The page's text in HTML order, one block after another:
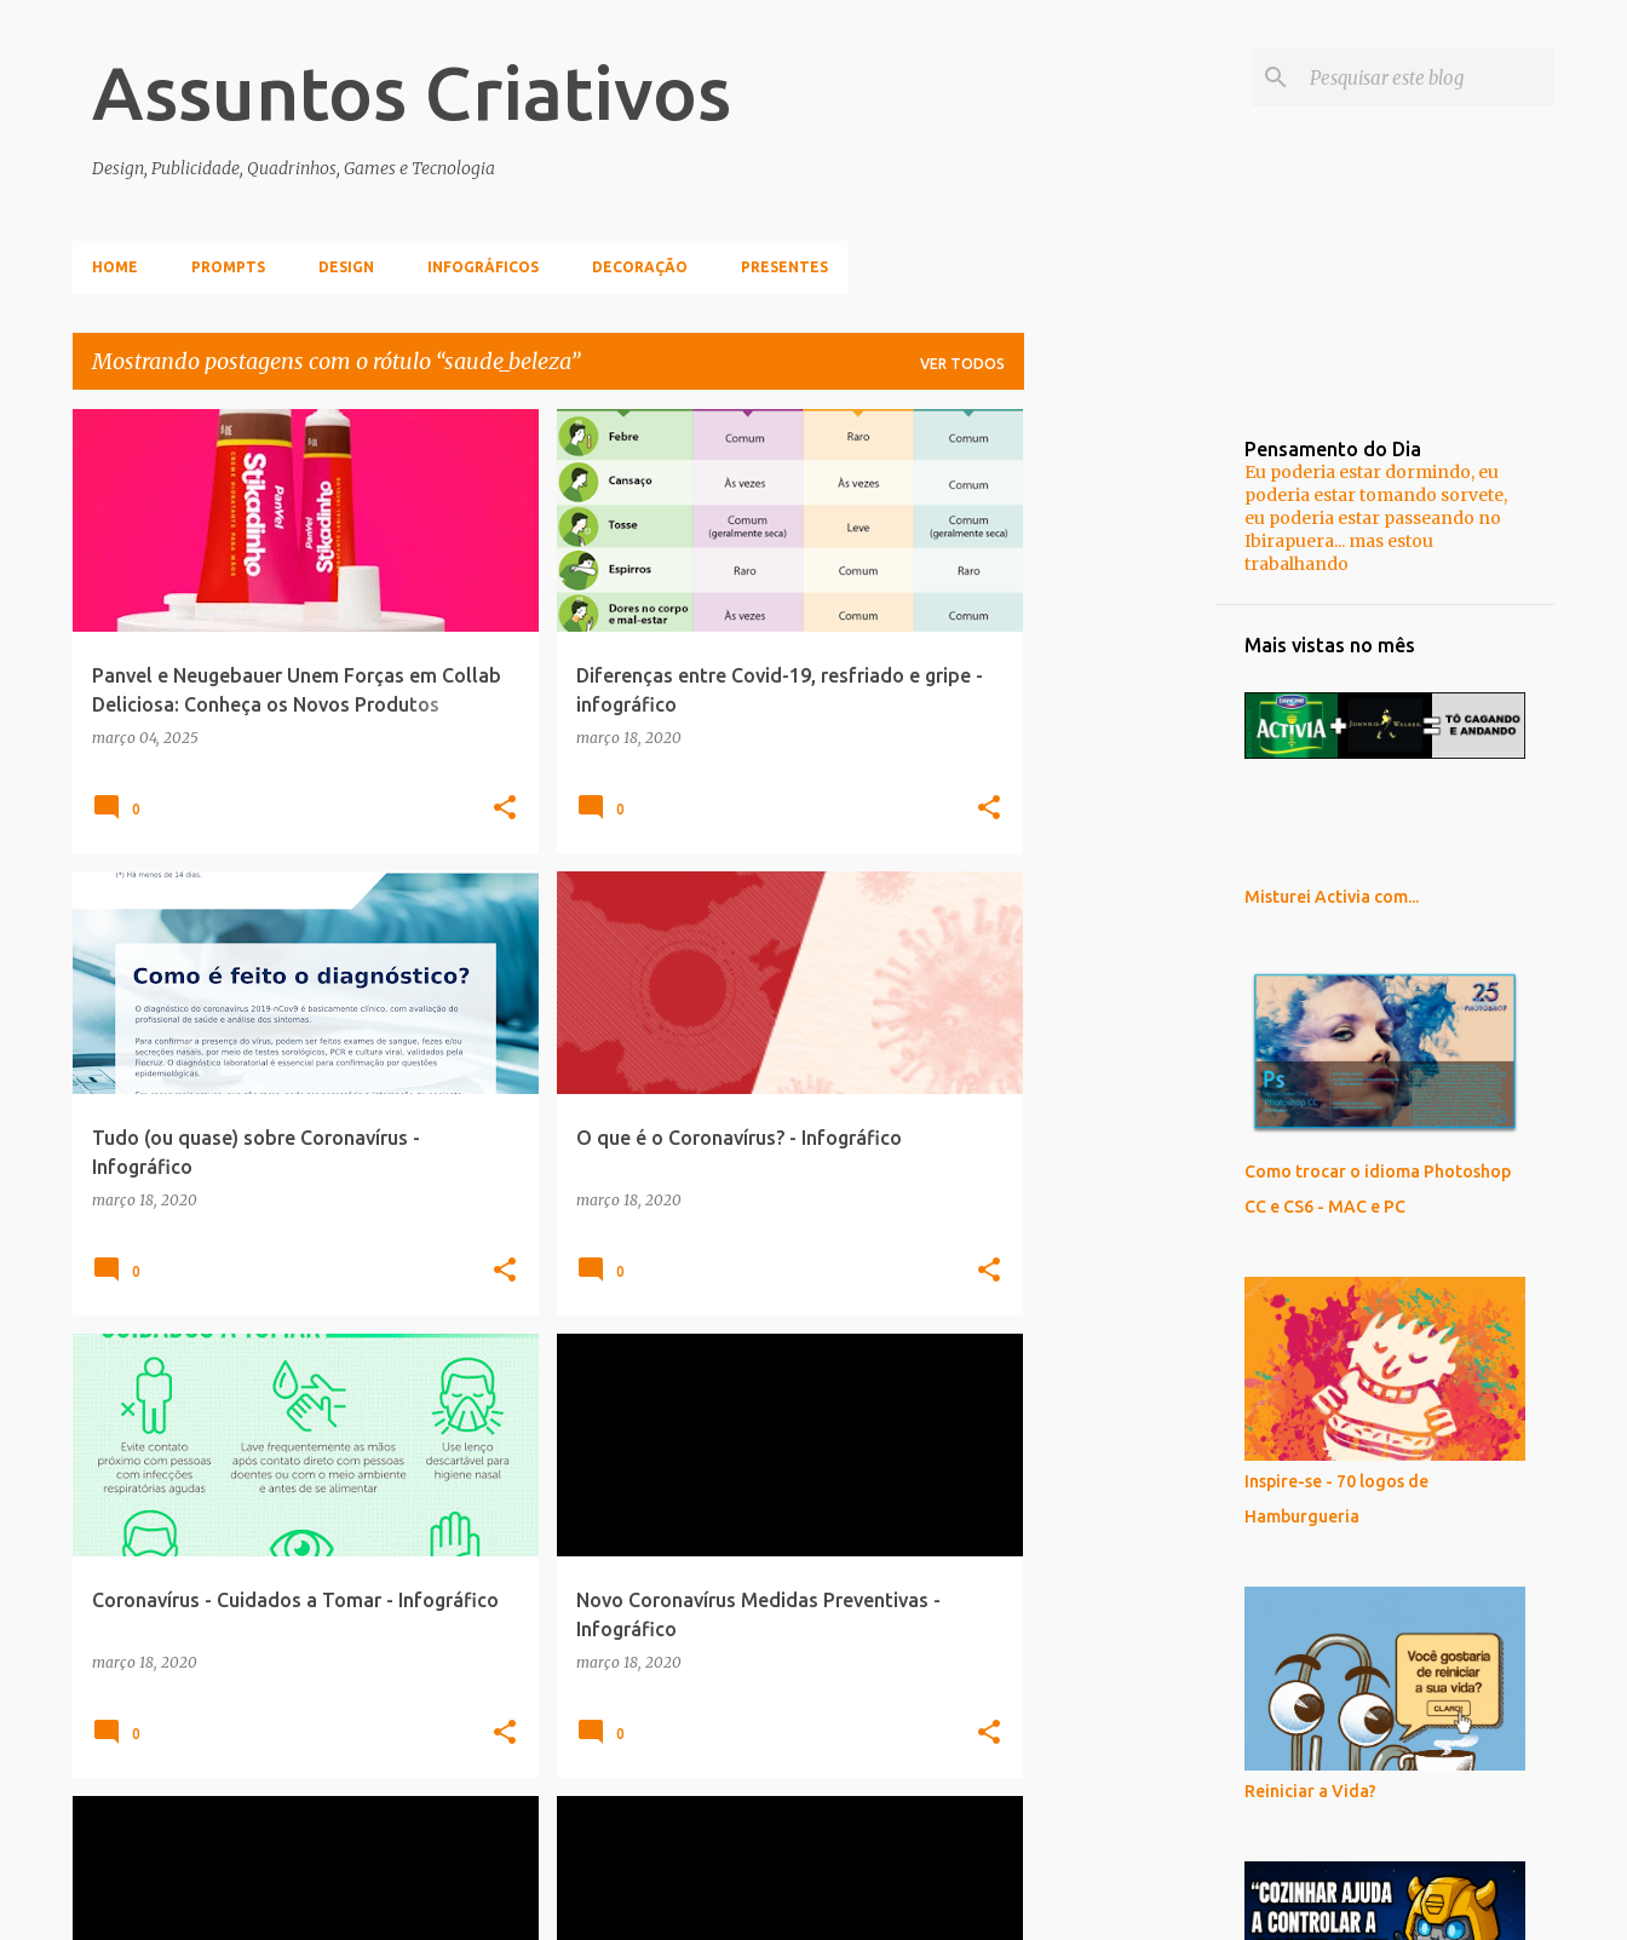
Assuntos Criativos
Design, Publicidade, Quadrinhos, Games e Tecnologia
HOME PROMPTS DESIGN INFOGRÁFICOS DECORAÇÃO PRESENTES
Mostrando postagens com o rótulo saude_beleza VER TODOS
Panvel e Neugebauer Unem Forças em Collab
Deliciosa: Conheça os Novos Produtos
Inspirados no Stikadinho
março 04, 2025
SAUDE_BELEZA
0
Diferenças entre Covid-19, resfriado e gripe -
infográfico
março 18, 2020
CORONAVÍRUS
0
Tudo (ou quase) sobre Coronavírus -
Infográfico
março 18, 2020
CORONAVÍRUS INFOGRAFICO SAUDE_BELEZA
0
O que é o Coronavírus? - Infográfico
março 18, 2020
CORONAVÍRUS INFOGRAFICO
0
Coronavírus - Cuidados a Tomar - Infográfico
março 18, 2020
CORONAVÍRUS INFOGRAFICO
0
Novo Coronavírus Medidas Preventivas -
Infográfico
março 18, 2020
0
Pensamento do Dia
Eu poderia estar dormindo, eu
poderia estar tomando sorvete,
eu poderia estar passeando no
Ibirapuera... mas estou
trabalhando
Mais vistas no mês
Misturei Activia com...
Como trocar o idioma Photoshop
CC e CS6 - MAC e PC
Inspire-se - 70 logos de
Hamburgueria
Reiniciar a Vida?